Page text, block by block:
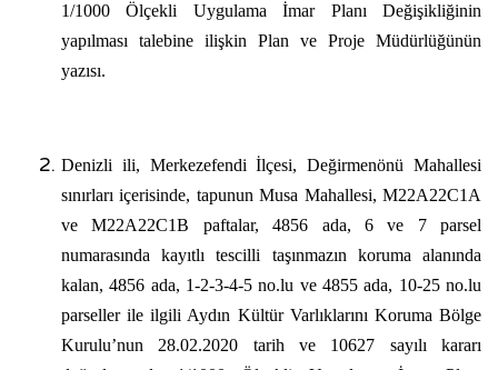
1/1000 Ölçekli Uygulama İmar Planı Değişikliğinin
yapılması talebine ilişkin Plan ve Proje Müdürlüğünün
yazısı.
Denizli ili, Merkezefendi İlçesi, Değirmenönü Mahallesi
sınırları içerisinde, tapunun Musa Mahallesi, M22A22C1A
ve M22A22C1B paftalar, 4856 ada, 6 ve 7 parsel
numarasında kayıtlı tescilli taşınmazın koruma alanında
kalan, 4856 ada, 1-2-3-4-5 no.lu ve 4855 ada, 10-25 no.lu
parseller ile ilgili Aydın Kültür Varlıklarını Koruma Bölge
Kurulu’nun 28.02.2020 tarih ve 10627 sayılı kararı